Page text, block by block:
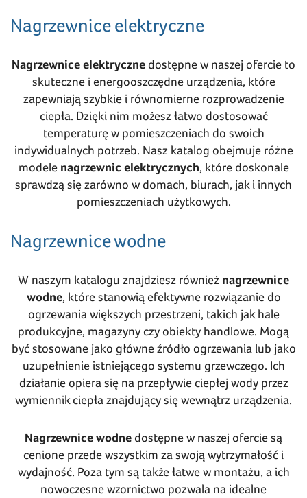
Nagrzewnice elektryczne
Nagrzewnice elektryczne dostępne w naszej ofercie to
skuteczne i energooszczędne urządzenia, które
zapewniają szybkie i równomierne rozprowadzenie
ciepła. Dzięki nim możesz łatwo dostosować
temperaturę w pomieszczeniach do swoich
indywidualnych potrzeb. Nasz katalog obejmuje różne
modele nagrzewnic elektrycznych, które doskonale
sprawdzą się zarówno w domach, biurach, jak i innych
pomieszczeniach użytkowych.
Nagrzewnice wodne
W naszym katalogu znajdziesz również nagrzewnice
wodne, które stanowią efektywne rozwiązanie do
ogrzewania większych przestrzeni, takich jak hale
produkcyjne, magazyny czy obiekty handlowe. Mogą
być stosowane jako główne źródło ogrzewania lub jako
uzupełnienie istniejącego systemu grzewczego. Ich
działanie opiera się na przepływie ciepłej wody przez
wymiennik ciepła znajdujący się wewnątrz urządzenia.
Nagrzewnice wodne dostępne w naszej ofercie są
cenione przede wszystkim za swoją wytrzymałość i
wydajność. Poza tym są także łatwe w montażu, a ich
nowoczesne wzornictwo pozwala na idealne